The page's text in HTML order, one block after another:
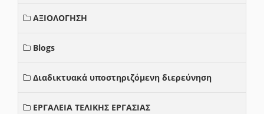
ΑΞΙΟΛΟΓΗΣΗ
Blogs
Διαδικτυακά υποστηριζόμενη διερεύνηση
ΕΡΓΑΛΕΙΑ ΤΕΛΙΚΗΣ ΕΡΓΑΣΙΑΣ